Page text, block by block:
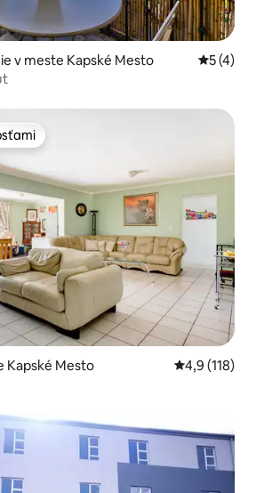
v meste Kapské Mesto
5 (4)
Kapské Mesto Priemerné
4,9 (118)